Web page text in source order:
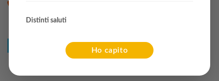
info@buonacrociera.it
Distinti saluti
Ho capito